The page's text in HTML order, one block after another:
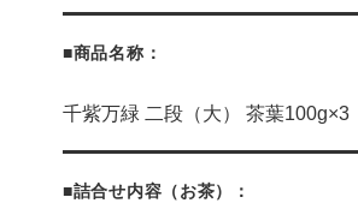
■商品名称：
千紫万緑 二段（大） 茶葉100g×3
■詰合せ内容（お茶）：